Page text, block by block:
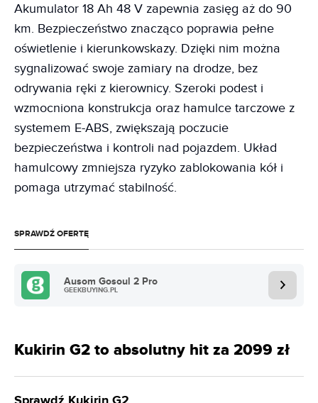
Akumulator 18 Ah 48 V zapewnia zasięg aż do 90
km. Bezpieczeństwo znacząco poprawia pełne
oświetlenie i kierunkowskazy. Dzięki nim można
sygnalizować swoje zamiary na drodze, bez
odrywania ręki z kierownicy. Szeroki podest i
wzmocniona konstrukcja oraz hamulce tarczowe z
systemem E-ABS, zwiększają poczucie
bezpieczeństwa i kontroli nad pojazdem. Układ
hamulcowy zmniejsza ryzyko zablokowania kół i
pomaga utrzymać stabilność.
SPRAWDŹ OFERTĘ
Ausom Gosoul 2 Pro
GEEKBUYING.PL
Kukirin G2 to absolutny hit za 2099 zł